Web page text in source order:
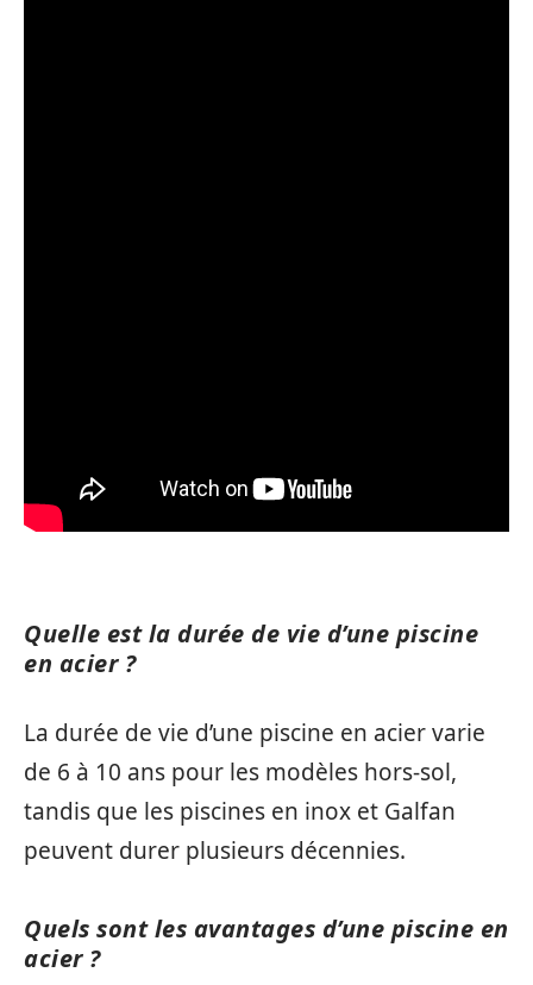
Quelle est la durée de vie d’une piscine
en acier ?
La durée de vie d’une piscine en acier varie
de 6 à 10 ans pour les modèles hors-sol,
tandis que les piscines en inox et Galfan
peuvent durer plusieurs décennies.
Quels sont les avantages d’une piscine en
acier ?